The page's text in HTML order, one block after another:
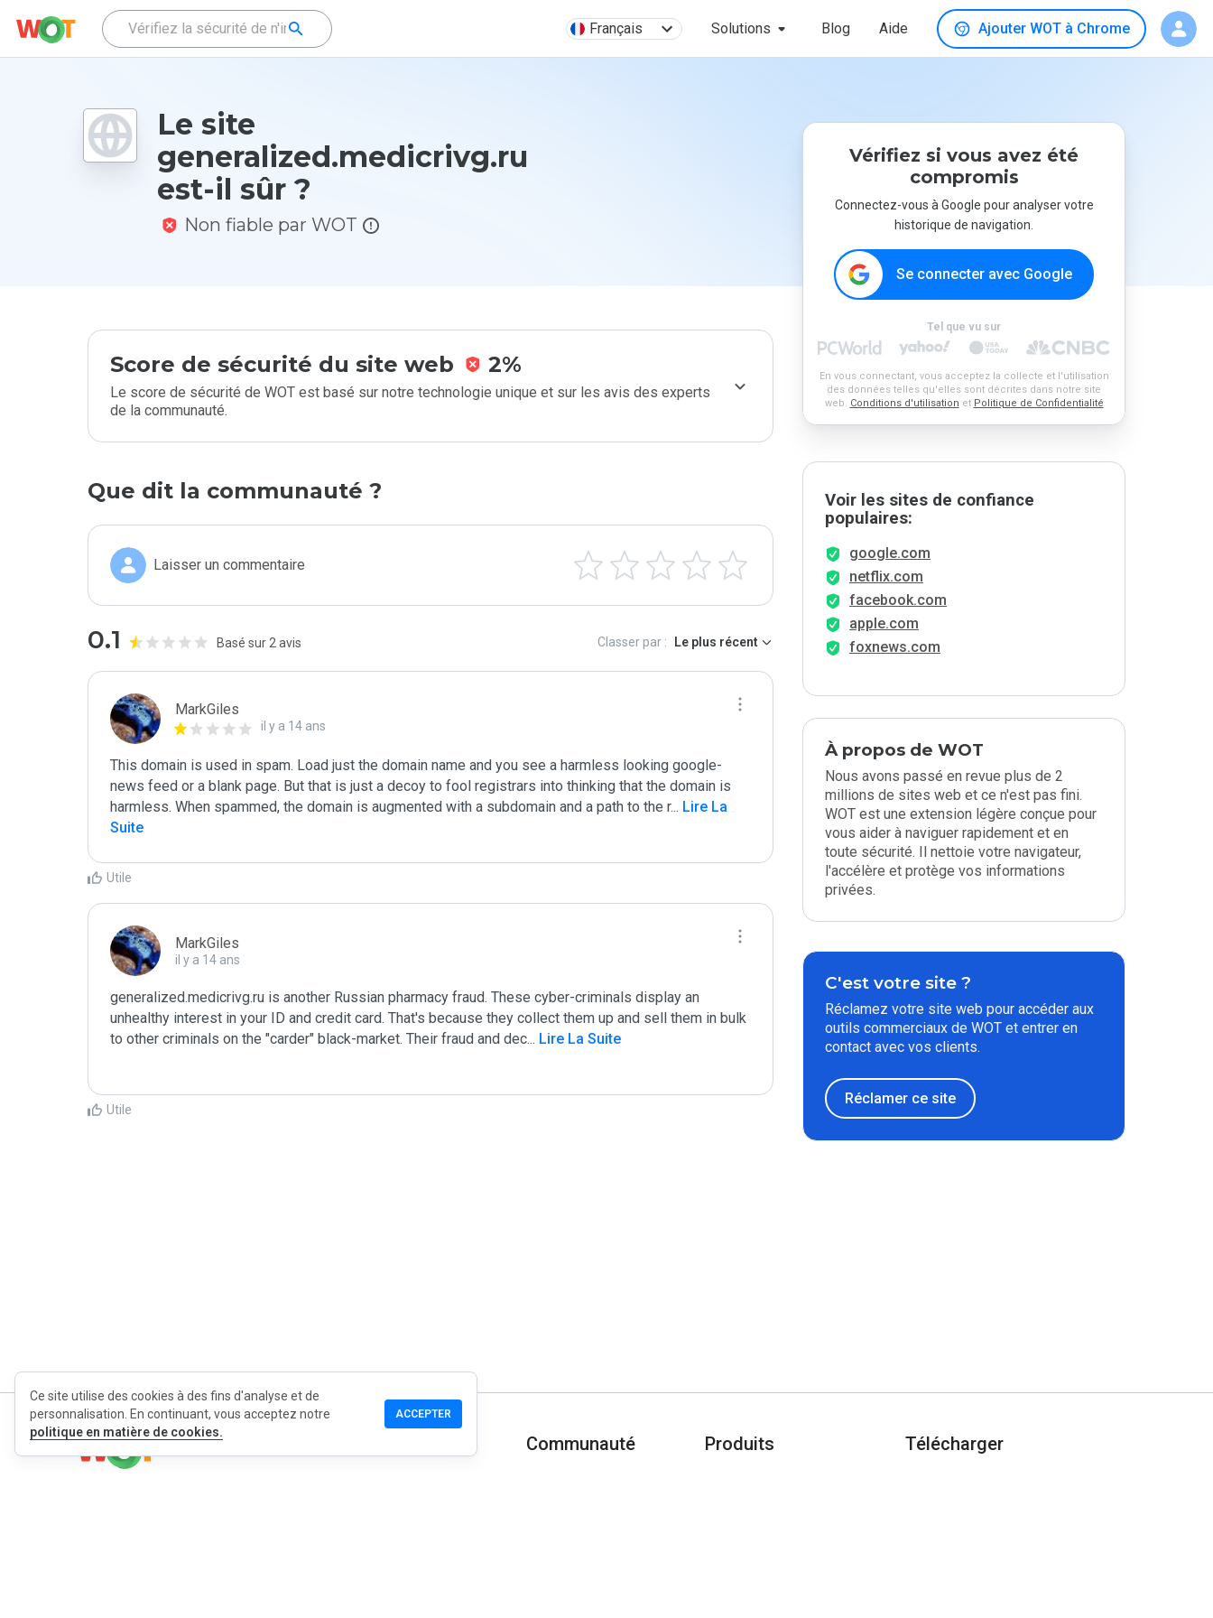
Français Solutions Blog Aide Ajouter WOT à Chrome
Le site
generalized.medicrivg.ru
est-il sûr ?
Non fiable par WOT
Score de sécurité du site web 2%
Le score de sécurité de WOT est basé sur notre technologie unique et sur les avis des experts
de la communauté.
Que dit la communauté ?
Laisser un commentaire
0.1 Basé sur 2 avis Classer par : Le plus récent
MarkGiles
il y a 14 ans
This domain is used in spam. Load just the domain name and you see a harmless looking google-
news feed or a blank page. But that is just a decoy to fool registrars into thinking that the domain is
harmless. When spammed, the domain is augmented with a subdomain and a path to the r... Lire La
Suite
Utile
MarkGiles
il y a 14 ans
generalized.medicrivg.ru is another Russian pharmacy fraud. These cyber-criminals display an
unhealthy interest in your ID and credit card. That's because they collect them up and sell them in bulk
to other criminals on the "carder" black-market. Their fraud and dec... Lire La Suite
Utile
Vérifiez si vous avez été
compromis
Connectez-vous à Google pour analyser votre
historique de navigation.
Se connecter avec Google
Tel que vu sur
En vous connectant, vous acceptez la collecte et l'utilisation
des données telles qu'elles sont décrites dans notre site
web. Conditions d'utilisation et Politique de Confidentialité
Voir les sites de confiance
populaires:
google.com
netflix.com
facebook.com
apple.com
foxnews.com
À propos de WOT
Nous avons passé en revue plus de 2
millions de sites web et ce n'est pas fini.
WOT est une extension légère conçue pour
vous aider à naviguer rapidement et en
toute sécurité. Il nettoie votre navigateur,
l'accélère et protège vos informations
privées.
C'est votre site ?
Réclamez votre site web pour accéder aux
outils commerciaux de WOT et entrer en
contact avec vos clients.
Réclamer ce site
Communauté Produits Télécharger
Ce site utilise des cookies à des fins d'analyse et de
personnalisation. En continuant, vous acceptez notre
politique en matière de cookies.
ACCEPTER